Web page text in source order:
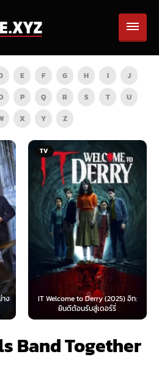
E F G H I
J
P Q R S T
U
X Y Z
to Derry (2025) อิท:
ยินดีต้อนรับสู่เดอร์รี่
Beyond
Band Together